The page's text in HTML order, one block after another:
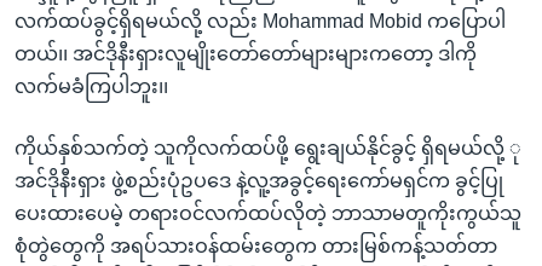
လက်ထပ်ခွင့်ရှိရမယ်လို့ လည်း Mohammad Mobid ကပြောပါ
တယ်၊၊ အင်ဒိုနီးရှားလူမျိုးတော်တော်များများကတော့ ဒါကို
လက်မခံကြပါဘူး၊၊
ကိုယ်နှစ်သက်တဲ့ သူကိုလက်ထပ်ဖို့ ရွေးချယ်နိုင်ခွင့် ရှိရမယ်လို့ ု
အင်ဒိုနီးရှား ဖွဲ့စည်းပုံဥပဒေ နဲ့လူ့အခွင့်ရေးကော်မရှင်က ခွင့်ပြု
ပေးထားပေမဲ့ တရားဝင်လက်ထပ်လိုတဲ့ ဘာသာမတူကိုးကွယ်သူ
စုံတွဲတွေကို အရပ်သားဝန်ထမ်းတွေက တားမြစ်ကန့်သတ်တာ